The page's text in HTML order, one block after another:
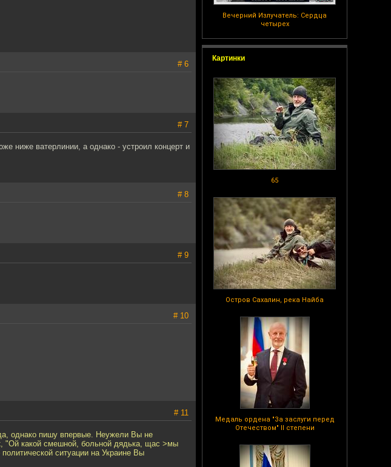
Вечерний Излучатель: Сердца
четырех
Картинки
65
Остров Сахалин, река Найба
Медаль ордена "За заслуги перед
Отечеством" II степени
# 6
# 7
ниже ватерлинии, а однако - устроил концерт и
# 8
# 9
# 10
# 11
однако пишу впервые. Неужели Вы не
"Ой какой смешной, больной дядька, щас >мы
ситуации на Украине Вы